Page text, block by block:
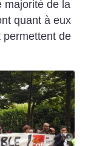
majorité de la
quant à eux
permettent de